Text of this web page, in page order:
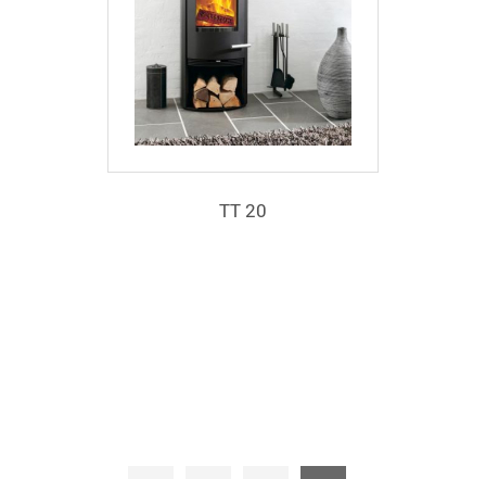
TT 20